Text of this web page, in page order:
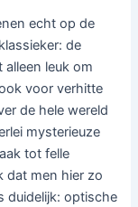
echt op de
de
alleen leuk om
voor verhitte
de hele wereld
mysterieuze
tot felle
dat men hier zo
duidelijk: optische